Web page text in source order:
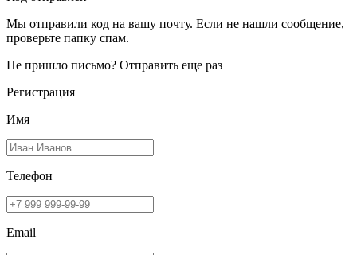
Мы отправили код на вашу почту. Если не нашли сообщение,
проверьте папку спам.
Не пришло письмо? Отправить еще раз
Регистрация
Имя
Телефон
Email